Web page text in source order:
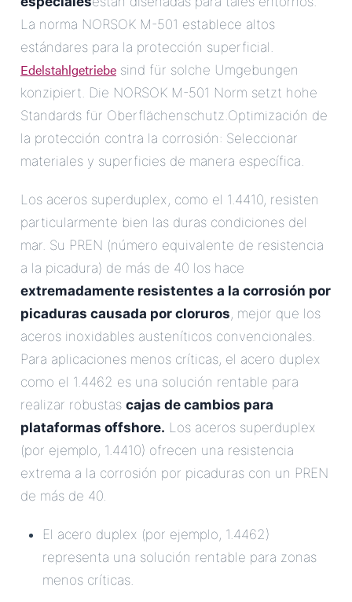
La norma NORSOK M-501 establece altos
estándares para la protección superficial.
Edelstahlgetriebe sind für solche Umgebungen
konzipiert. Die NORSOK M-501 Norm setzt hohe
Standards für Oberflächenschutz.Optimización de
la protección contra la corrosión: Seleccionar
materiales y superficies de manera específica.
Los aceros superduplex, como el 1.4410, resisten
particularmente bien las duras condiciones del
mar. Su PREN (número equivalente de resistencia
a la picadura) de más de 40 los hace
extremadamente resistentes a la corrosión por
picaduras causada por cloruros, mejor que los
aceros inoxidables austeníticos convencionales.
Para aplicaciones menos críticas, el acero duplex
como el 1.4462 es una solución rentable para
realizar robustas cajas de cambios para
plataformas offshore. Los aceros superduplex
(por ejemplo, 1.4410) ofrecen una resistencia
extrema a la corrosión por picaduras con un PREN
de más de 40.
El acero duplex (por ejemplo, 1.4462)
representa una solución rentable para zonas
menos críticas.